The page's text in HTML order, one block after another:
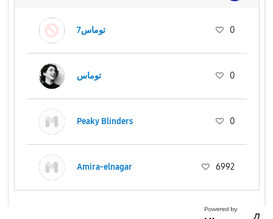
توماس7 0
توماس 0
Peaky Blinders 0
Amira-elnagar 6992